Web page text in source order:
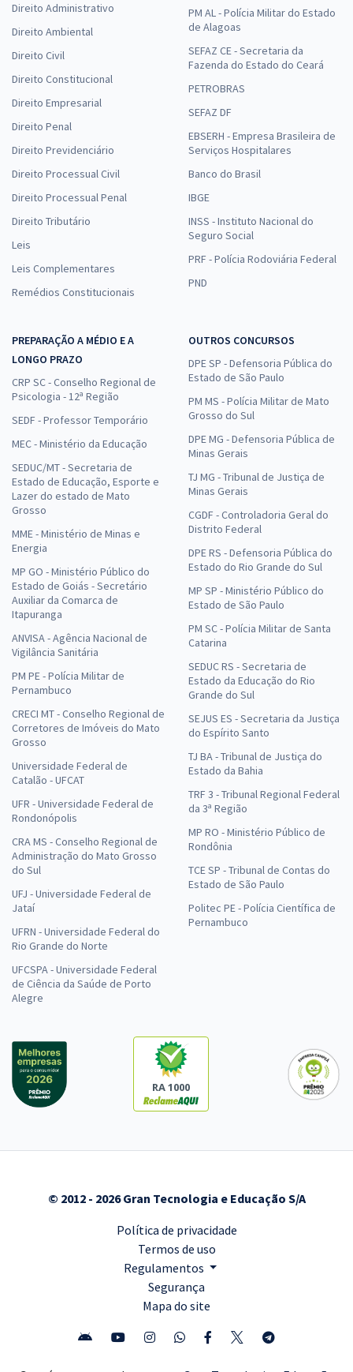
Direito Administrativo
Direito Ambiental
Direito Civil
Direito Constitucional
Direito Empresarial
Direito Penal
Direito Previdenciário
Direito Processual Civil
Direito Processual Penal
Direito Tributário
Leis
Leis Complementares
Remédios Constitucionais
PM AL - Polícia Militar do Estado
de Alagoas
SEFAZ CE - Secretaria da
Fazenda do Estado do Ceará
PETROBRAS
SEFAZ DF
EBSERH - Empresa Brasileira de
Serviços Hospitalares
Banco do Brasil
IBGE
INSS - Instituto Nacional do
Seguro Social
PRF - Polícia Rodoviária Federal
PND
PREPARAÇÃO A MÉDIO E A
LONGO PRAZO
CRP SC - Conselho Regional de
Psicologia - 12ª Região
SEDF - Professor Temporário
MEC - Ministério da Educação
SEDUC/MT - Secretaria de
Estado de Educação, Esporte e
Lazer do estado de Mato
Grosso
MME - Ministério de Minas e
Energia
MP GO - Ministério Público do
Estado de Goiás - Secretário
Auxiliar da Comarca de
Itapuranga
ANVISA - Agência Nacional de
Vigilância Sanitária
PM PE - Polícia Militar de
Pernambuco
CRECI MT - Conselho Regional de
Corretores de Imóveis do Mato
Grosso
Universidade Federal de
Catalão - UFCAT
UFR - Universidade Federal de
Rondonópolis
CRA MS - Conselho Regional de
Administração do Mato Grosso
do Sul
UFJ - Universidade Federal de
Jataí
UFRN - Universidade Federal do
Rio Grande do Norte
UFCSPA - Universidade Federal
de Ciência da Saúde de Porto
Alegre
OUTROS CONCURSOS
DPE SP - Defensoria Pública do
Estado de São Paulo
PM MS - Polícia Militar de Mato
Grosso do Sul
DPE MG - Defensoria Pública de
Minas Gerais
TJ MG - Tribunal de Justiça de
Minas Gerais
CGDF - Controladoria Geral do
Distrito Federal
DPE RS - Defensoria Pública do
Estado do Rio Grande do Sul
MP SP - Ministério Público do
Estado de São Paulo
PM SC - Polícia Militar de Santa
Catarina
SEDUC RS - Secretaria de
Estado da Educação do Rio
Grande do Sul
SEJUS ES - Secretaria da Justiça
do Espírito Santo
TJ BA - Tribunal de Justiça do
Estado da Bahia
TRF 3 - Tribunal Regional Federal
da 3ª Região
MP RO - Ministério Público de
Rondônia
TCE SP - Tribunal de Contas do
Estado de São Paulo
Politec PE - Polícia Científica de
Pernambuco
RA 1000
© 2012 - 2026 Gran Tecnologia e Educação S/A
Política de privacidade
Termos de uso
Regulamentos
Segurança
Mapa do site